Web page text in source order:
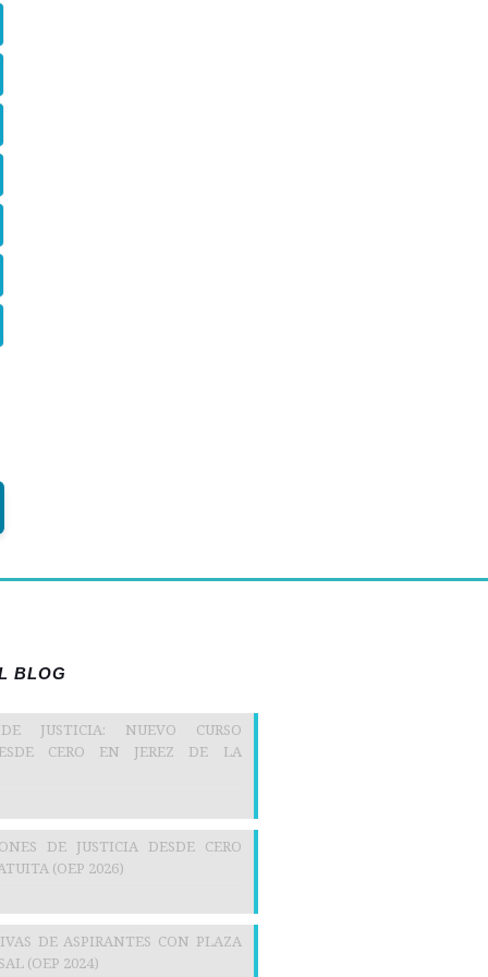
BLOG
DE JUSTICIA: NUEVO CURSO
CERO EN JEREZ DE LA
DE JUSTICIA DESDE CERO
(OEP 2026)
DE ASPIRANTES CON PLAZA
(OEP 2024)